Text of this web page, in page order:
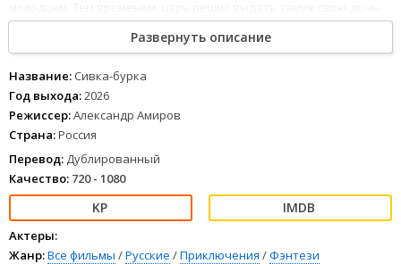
царевну за того, кто поцелует ее, допрыгнув до высокого терема.
Развернуть описание
Название: Сивка-бурка
Год выхода:2026
Режиссер:Александр Амиров
Страна:Россия
Перевод: Дублированный
Качество: 720 - 1080
Актеры:
Жанр:Все фильмы /Русские /Приключения /Фэнтези